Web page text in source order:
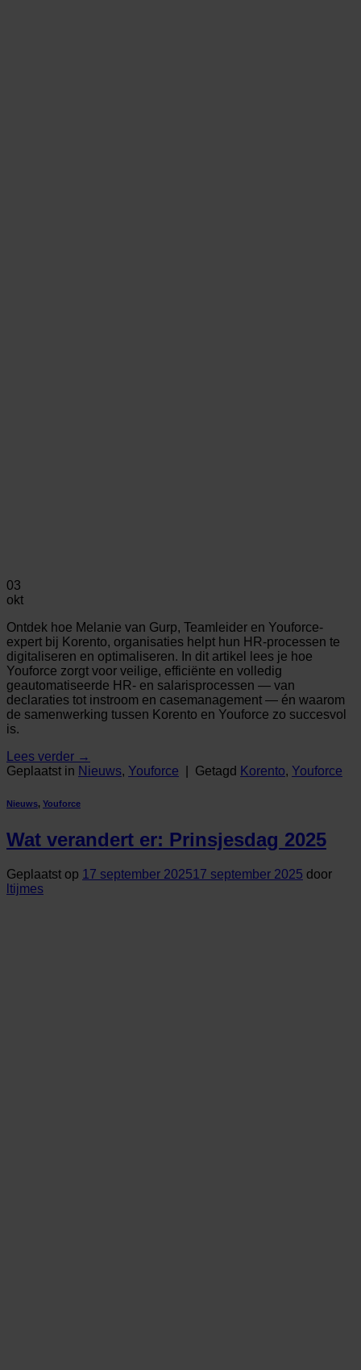
03
okt
Ontdek hoe Melanie van Gurp, Teamleider en Youforce-
expert bij Korento, organisaties helpt hun HR-processen te
digitaliseren en optimaliseren. In dit artikel lees je hoe
Youforce zorgt voor veilige, efficiënte en volledig
geautomatiseerde HR- en salarisprocessen — van
declaraties tot instroom en casemanagement — én waarom
de samenwerking tussen Korento en Youforce zo succesvol
is.
Lees verder →
Geplaatst in Nieuws, Youforce Getagd Korento, Youforce
Nieuws, Youforce
Wat verandert er: Prinsjesdag 2025
Geplaatst op 17 september 202517 september 2025 door
ltijmes